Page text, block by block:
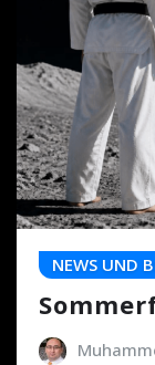
NEWS UND